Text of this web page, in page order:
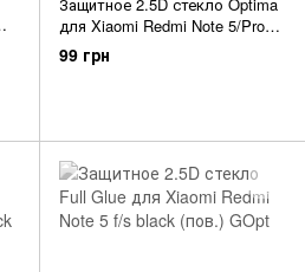
для Xiaomi Redmi Note 5/Pro
0.3mm
99 грн